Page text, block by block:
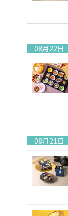
08月22日
08月21日